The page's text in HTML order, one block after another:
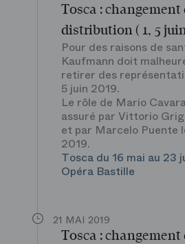
Tosca : changement
distribution ( 1, 5
Pour des raisons de
Kaufmann doit
retirer des
5 juin 2019.
Le rôle de Mario
assuré par Vittorio
et par Marcelo Puente
2019.
Tosca du 16 mai au 23
Opéra Bastille
21 MAI 2019
Tosca : changement